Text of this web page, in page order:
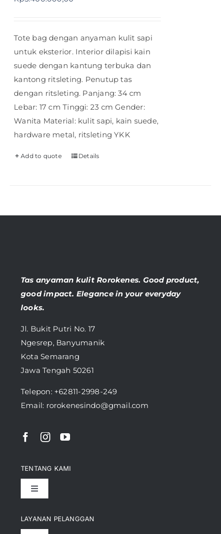
Tote bag dengan anyaman kulit sapi
untuk eksterior. Interior dilapisi kain
suede dengan kantung terbuka dan
kantong ritsleting. Penutup tas
dengan ritsleting. Panjang: 34 cm
Lebar: 17 cm Tinggi: 23 cm Gender:
Wanita Material: kulit sapi, kain suede,
hardware metal, ritsleting YKK
Add to quote Details
Tas anyaman kulit Rorokenes. Good product,
good impact. Elegance in your everyday
looks.
Jl. Bukit Putri No. 17
Ngesrep, Banyumanik
Kota Semarang
Jawa Tengah 50261
Telepon: +62811-2998-249
Email: rorokenesindo@gmail.com
LAYANAN PELANGGAN
TENTANG KAMI
Toggle
Pencapaian